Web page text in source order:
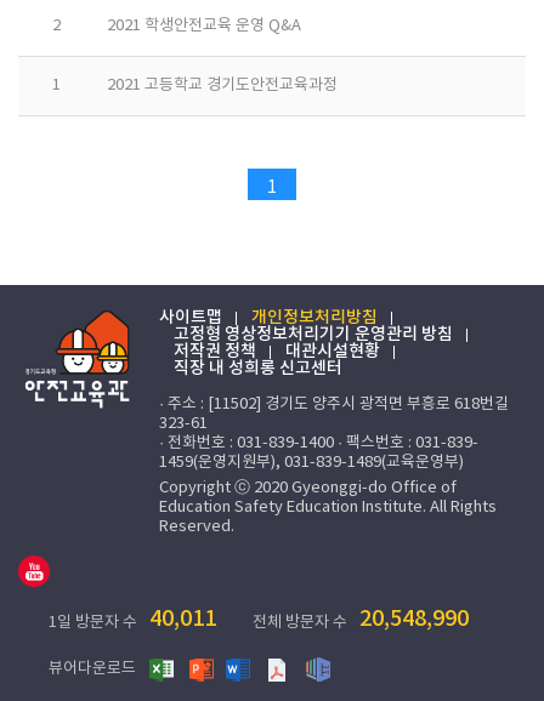
2 2021 학생안전교육 운영 Q&A
1 2021 고등학교 경기도안전교육과정
1
사이트맵
개인정보처리방침
고정형 영상정보처리기기 운영관리 방침
저작권 정책
대관시설현황
직장 내 성희롱 신고센터
· 주소 : [11502] 경기도 양주시 광적면 부흥로 618번길
323-61
· 전화번호 : 031-839-1400 · 팩스번호 : 031-839-
1459(운영지원부), 031-839-1489(교육운영부)
Copyright ⓒ 2020 Gyeonggi-do Office of
Education Safety Education Institute. All Rights
Reserved.
1일 방문자 수 40,011 전체 방문자 수 20,548,990
뷰어다운로드